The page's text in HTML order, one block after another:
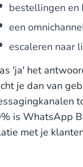
bestellingen en
een
escaleren naar
'ja' het
je dan van
is WhatsApp
met je